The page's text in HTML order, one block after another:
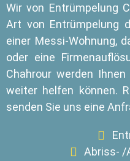
Wir von Entrümpelung
Art von Entrümpelung
einer Messi-Wohnung,
oder eine
Chahrour werden
weiter helfen können.
senden Sie uns eine
Abriss- /